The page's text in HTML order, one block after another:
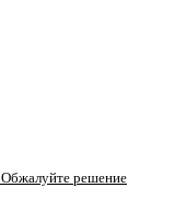
Обжалуйте решение